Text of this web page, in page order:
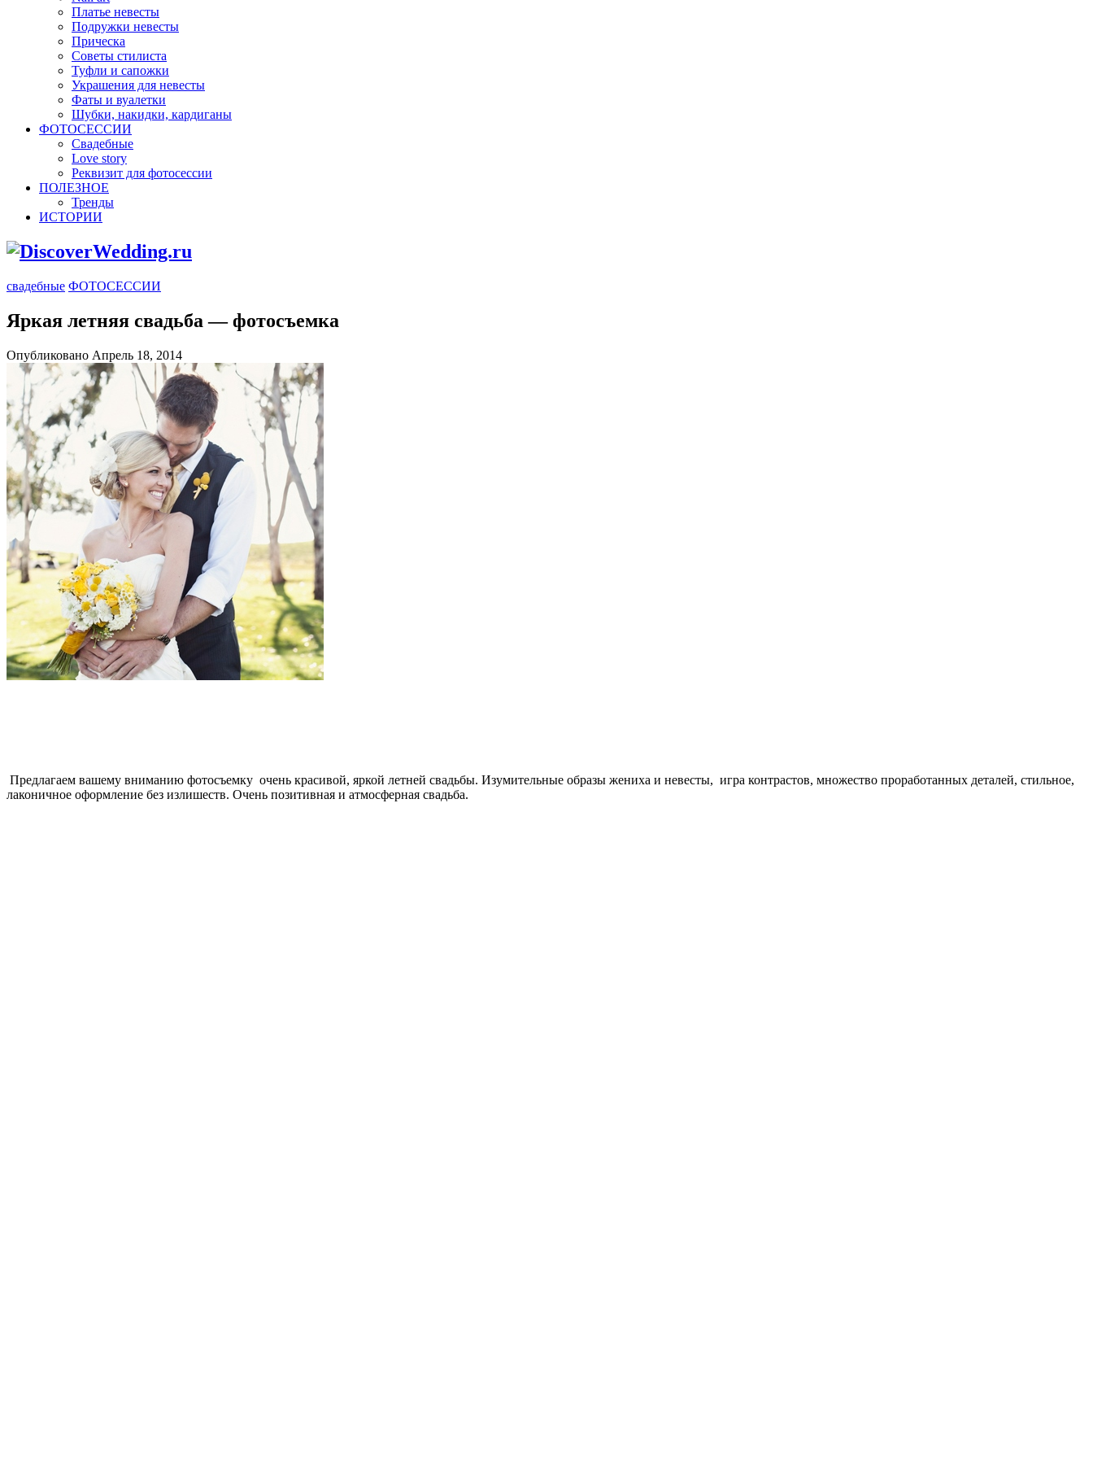
Платье невесты
Подружки невесты
Прическа
Советы стилиста
Туфли и сапожки
Украшения для невесты
Фаты и вуалетки
Шубки, накидки, кардиганы
ФОТОСЕССИИ
Свадебные
Love story
Реквизит для фотосессии
ПОЛЕЗНОЕ
Тренды
ИСТОРИИ
свадебные ФОТОСЕССИИ
Яркая летняя свадьба — фотосъемка
Опубликовано Апрель 18, 2014
Предлагаем вашему вниманию фотосъемку очень красивой, яркой летней свадьбы. Изумительные образы жениха и невесты, игра контрастов, множество проработанных деталей, стильное,
лаконичное оформление без излишеств. Очень позитивная и атмосферная свадьба.